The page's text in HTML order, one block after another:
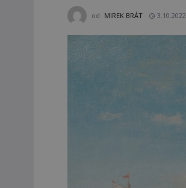
od MIREK BRÁT 3.10.2022